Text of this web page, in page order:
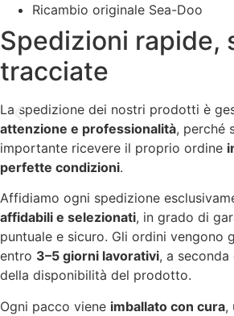
Ricambio originale Sea-Doo
Spedizioni rapide,
tracciate
La spedizione dei nostri prodotti è
attenzione e professionalità, perché
importante ricevere il proprio ordine
perfette condizioni.
Affidiamo ogni spedizione
affidabili e selezionati, in grado di
puntuale e sicuro. Gli ordini vengono
entro 3–5 giorni lavorativi, a
della disponibilità del prodotto.
Ogni pacco viene imballato con cura,